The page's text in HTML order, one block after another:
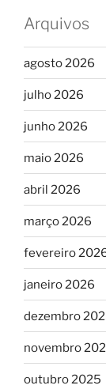
Arquivos
agosto 2026
julho 2026
junho 2026
maio 2026
abril 2026
março 2026
fevereiro
janeiro 2026
dezembro
novembro
outubro 2025